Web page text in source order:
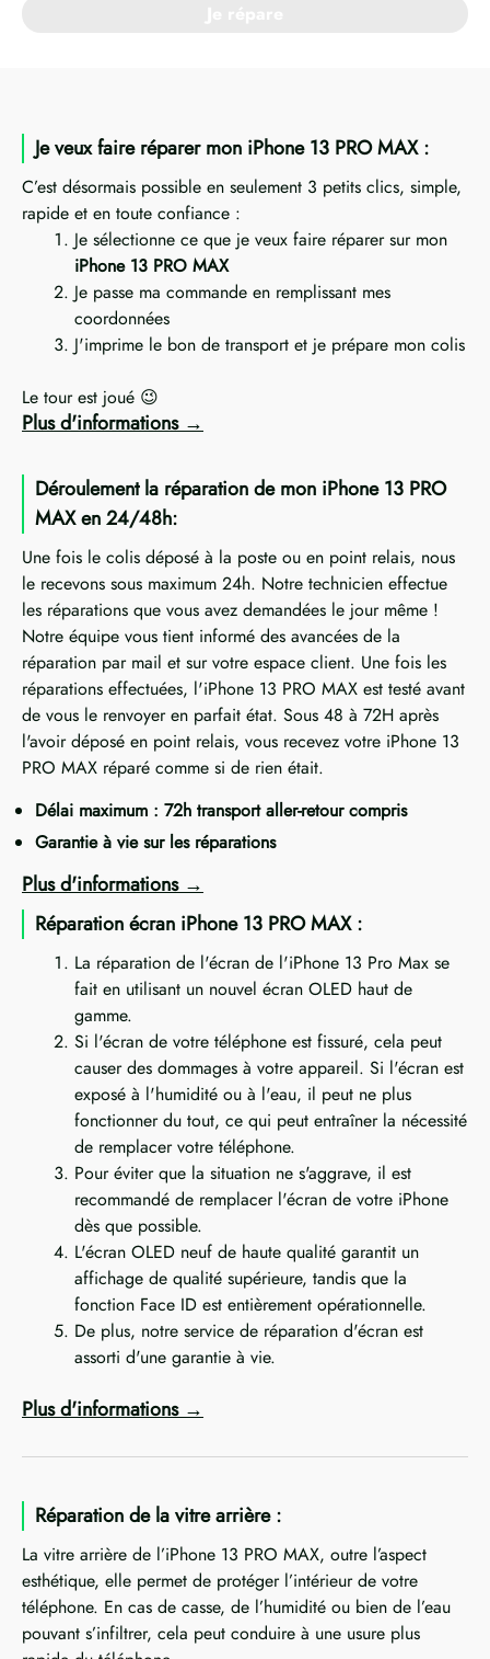
Je veux faire réparer mon iPhone 13 PRO MAX :
C’est désormais possible en seulement 3 petits clics, simple,
rapide et en toute confiance :
Je sélectionne ce que je veux faire réparer sur mon
iPhone 13 PRO MAX
Je passe ma commande en remplissant mes
coordonnées
J'imprime le bon de transport et je prépare mon colis
Le tour est joué 😉
Plus d'informations
Déroulement la réparation de mon iPhone 13 PRO
MAX en 24/48h:
Une fois le colis déposé à la poste ou en point relais, nous
le recevons sous maximum 24h. Notre technicien effectue
les réparations que vous avez demandées le jour même !
Notre équipe vous tient informé des avancées de la
réparation par mail et sur votre espace client. Une fois les
réparations effectuées, l'iPhone 13 PRO MAX est testé avant
de vous le renvoyer en parfait état. Sous 48 à 72H après
l'avoir déposé en point relais, vous recevez votre iPhone 13
PRO MAX réparé comme si de rien était.
Délai maximum : 72h transport aller-retour compris
Garantie à vie sur les réparations
Plus d'informations
Réparation écran iPhone 13 PRO MAX :
La réparation de l'écran de l'iPhone 13 Pro Max se
fait en utilisant un nouvel écran OLED haut de
gamme.
Si l'écran de votre téléphone est fissuré, cela peut
causer des dommages à votre appareil. Si l'écran est
exposé à l'humidité ou à l'eau, il peut ne plus
fonctionner du tout, ce qui peut entraîner la nécessité
de remplacer votre téléphone.
Pour éviter que la situation ne s'aggrave, il est
recommandé de remplacer l'écran de votre iPhone
dès que possible.
L'écran OLED neuf de haute qualité garantit un
affichage de qualité supérieure, tandis que la
fonction Face ID est entièrement opérationnelle.
De plus, notre service de réparation d'écran est
assorti d'une garantie à vie.
Plus d'informations
Réparation de la vitre arrière :
La vitre arrière de l’iPhone 13 PRO MAX, outre l’aspect
esthétique, elle permet de protéger l’intérieur de votre
téléphone. En cas de casse, de l’humidité ou bien de l’eau
pouvant s’infiltrer, cela peut conduire à une usure plus